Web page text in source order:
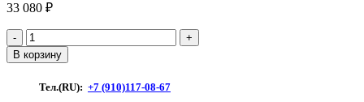
33 080 ₽
Количество
товара
Лодка
"Аква"
В корзину
Тел.(RU): +7 (910)117-08-67